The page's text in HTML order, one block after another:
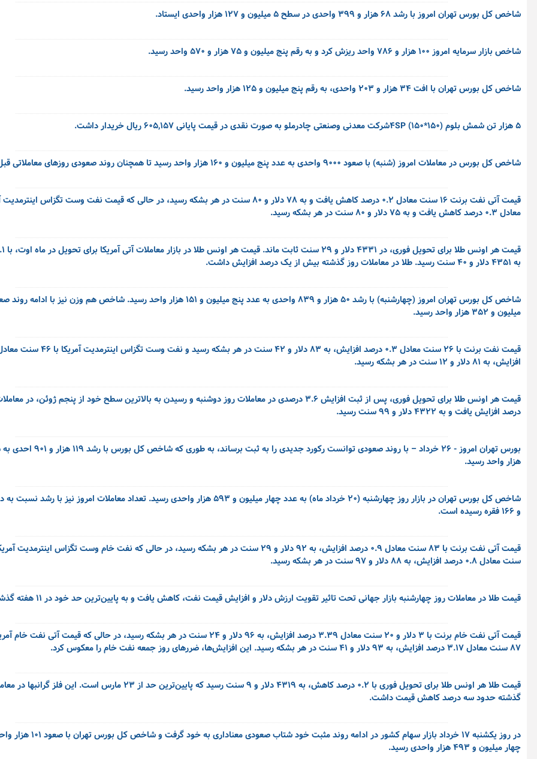
شاخص کل بورس تهران امروز با رشد ۶۸ هزار و ۳۹۹ واحدی در سطح ۵ میلیون و ۱۲۷ هزار واحدی ایستاد.
شاخص بازار سرمایه امروز ۱۰۰ هزار و ۷۸۶ واحد ریزش کرد و به رقم پنج میلیون و ۷۵ هزار و ۵۷۰ واحد رسید.
شاخص کل بورس تهران با افت ۳۴ هزار و ۲۰۳ واحدی، به رقم پنج میلیون و ۱۲۵ هزار واحد رسید.
۵ هزار تن شمش بلوم (۱۵۰*۱۵۰) ۴SPشرکت معدنی وصنعتی چادرملو به صورت نقدی در قیمت پایانی ۶۰۵,۱۵۷ ریال خریدار داشت.
شاخص کل بورس در معاملات امروز (شنبه) با صعود ۹۰۰۰ واحدی به عدد پنج میلیون و ۱۶۰ هزار واحد رسید تا همچنان روند صعودی روزهای معاملاتی قبل را ادامه دهد.
معادل ۰.۳ درصد کاهش یافت و به ۷۵ دلار و ۸۰ سنت در هر بشکه رسید.
به ۴۳۵۱ دلار و ۴۰ سنت رسید. طلا در معاملات روز گذشته بیش از یک درصد افزایش داشت.
شاخص کل بورس تهران امروز (چهارشنبه) با رشد ۵۰ هزار و ۸۳۹ واحدی به عدد پنج میلیون و ۱۵۱ هزار واحد رسید. شاخص هم
میلیون و ۳۵۲ هزار واحد رسید.
افزایش، به ۸۱ دلار و ۱۲ سنت در هر بشکه رسید.
درصد افزایش یافت و به ۴۳۲۲ دلار و ۹۹ سنت رسید.
هزار واحد رسید.
و ۱۶۶ فقره رسیده است.
سنت معادل ۰.۸ درصد افزایش، به ۸۸ دلار و ۹۷ سنت در هر بشکه رسید.
قیمت طلا در معاملات روز چهار­‌شنبه بازار جهانی تحت تاثیر تقویت ارزش دلار و افزایش قیمت نفت، کاهش یافت و به پایین‌ترین حد خود در ۱۱ هفته گذشته رسید.
۸۷ سنت معادل ۳.۱۷ درصد افزایش، به ۹۳ دلار و ۴۱ سنت در هر بشکه رسید. این افزایش‌ها، ضررهای روز جمعه نفت خام را معکوس کرد.
قیمت طلا هر اونس طلا برای تحویل فوری با ۰.۲ درصد کاهش، به ۴۳۱۹ دلار و ۹ سنت رسید که پایین‌ترین حد از ۲۳ مارس
گذشته حدود سه درصد کاهش قیمت داشت.
در روز یکشنبه ۱۷ خرداد بازار سهام کشور در ادامه روند
چهار میلیون و ۴۹۳ هزار واحدی رسید.